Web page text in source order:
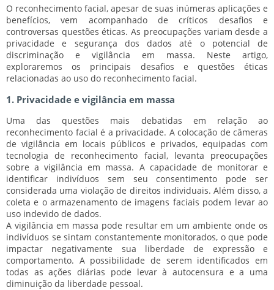
O reconhecimento facial, apesar de suas inúmeras aplicações e
benefícios, vem acompanhado de críticos desafios e
controversas questões éticas. As preocupações variam desde a
privacidade e segurança dos dados até o potencial de
discriminação e vigilância em massa. Neste artigo,
exploraremos os principais desafios e questões éticas
relacionadas ao uso do reconhecimento facial.
1. Privacidade e vigilância em massa
Uma das questões mais debatidas em relação ao
reconhecimento facial é a privacidade. A colocação de câmeras
de vigilância em locais públicos e privados, equipadas com
tecnologia de reconhecimento facial, levanta preocupações
sobre a vigilância em massa. A capacidade de monitorar e
identificar indivíduos sem seu consentimento pode ser
considerada uma violação de direitos individuais. Além disso, a
coleta e o armazenamento de imagens faciais podem levar ao
uso indevido de dados.
A vigilância em massa pode resultar em um ambiente onde os
indivíduos se sintam constantemente monitorados, o que pode
impactar negativamente sua liberdade de expressão e
comportamento. A possibilidade de serem identificados em
todas as ações diárias pode levar à autocensura e a uma
diminuição da liberdade pessoal.